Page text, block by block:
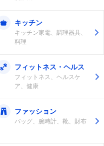
キッチン
キッチン家電、調理器具、
料理
フィットネス・ヘルス
フィットネス、ヘルスケ
ア、健康
ファッション
バッグ、腕時計、靴、財布